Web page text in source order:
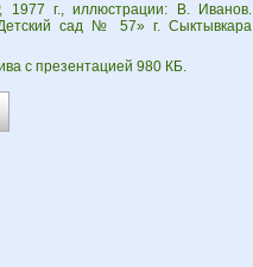
г., иллюстрации: В. Иванов.
сад № 57» г. Сыктывкара
с презентацией 980 КБ.